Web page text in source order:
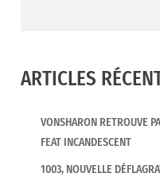
ARTICLES
VONSHARON RETROUVE
FEAT INCANDESCENT
1003, NOUVELLE